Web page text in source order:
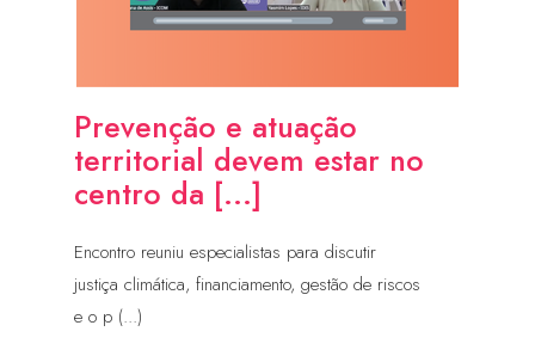
Prevenção e atuação
territorial devem estar no
centro da [...]
Encontro reuniu especialistas para discutir
justiça climática, financiamento, gestão de riscos
e o p (...)